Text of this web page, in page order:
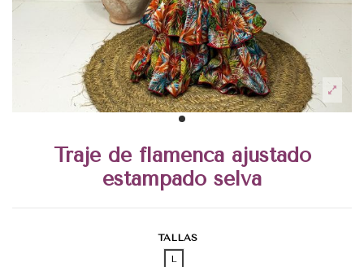
Traje de flamenca ajustado
estampado selva
TALLAS
L